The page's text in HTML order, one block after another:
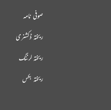
صوفی نامہ
ریختہ ڈکشنری
ریختہ لرننگ
ریختہ بکس